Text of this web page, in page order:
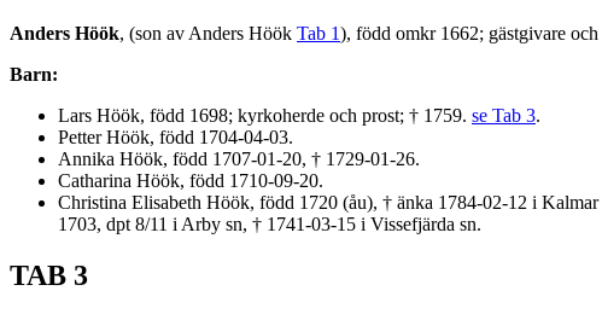
Anders Höök, (son av Anders Höök Tab 1), född omkr 1662; gästgivare
Barn:
Lars Höök, född 1698; kyrkoherde och prost; † 1759. se Tab 3.
Petter Höök, född 1704-04-03.
Annika Höök, född 1707-01-20, † 1729-01-26.
Catharina Höök, född 1710-09-20.
Christina Elisabeth Höök, född 1720 (åu), † änka 1784-02-12 i
1703, dpt 8/11 i Arby sn, † 1741-03-15 i Vissefjärda sn.
TAB 3